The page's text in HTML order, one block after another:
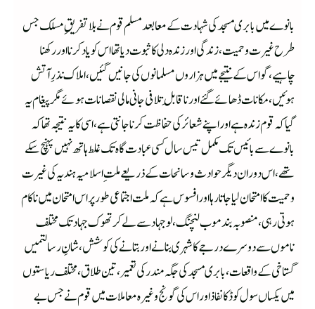
بانوے میں بابری مسجد کی شہادت کے معا بعد مسلم قوم نے بلا تفریقِ مسلک جس
طرح غیرت و حمیت، زندگی اور زندہ دلی کا ثبوت دیا تھا اس کو یاد کرنا اور رکھنا
چاہیے، گو اس کے نتیجے میں ہزاروں مسلمانوں کی جانیں گئیں، املاک نذرِ آتش
ہوئیں، مکانات ڈھائے گئے اور ناقابلِ تلافی جانی مالی نقصانات ہوئے مگر پیغام یہ
گیا کہ قوم زندہ ہے اور اپنے شعائر کی حفاظت کرنا جانتی ہے، اسی کا یہ نتیجہ تھا کہ
بانوے سے بائیس تک مکمل تیس سال کسی عبادت گاہ تک غلط ہاتھ نہیں پہنچ سکے
تھے، اس دوران دیگر حوادث و سانحات کے ذریعے ملتِ اسلامیہ ہندیہ کی غیرت
و حمیت کا امتحان لیا جاتا رہا اور افسوس ہے کہ ملت اجتماعی طور پر اس امتحان میں ناکام
ہوتی رہی، منصوبہ بند موب لنچنگ، لو جہاد سے لے کر تھوک جہاد تک مختلف
ناموں سے دوسرے درجے کا شہری بنانے اور بتانے کی کوشش،شانِ رسالتمیں
گستاخی کے واقعات، بابری مسجد کی جگہ مندر کی تعمیر، تین طلاق، مختلف ریاستوں
میں یکساں سول کوڈ کا نفاذ اور اس کی گونج وغیرہ معاملات میں قوم نے جس بے